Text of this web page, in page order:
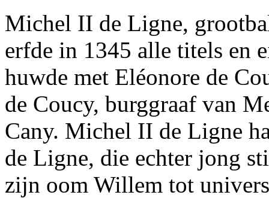
Michel II de Ligne,
erfde in 1345 alle titels en
huwde met Eléonore de
de Coucy, burggraaf van
Cany. Michel II de Ligne
de Ligne, die echter jong
zijn oom Willem tot